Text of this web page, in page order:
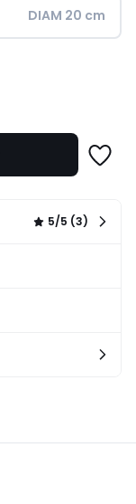
DIAM 20 cm
liste
5/5 (3)